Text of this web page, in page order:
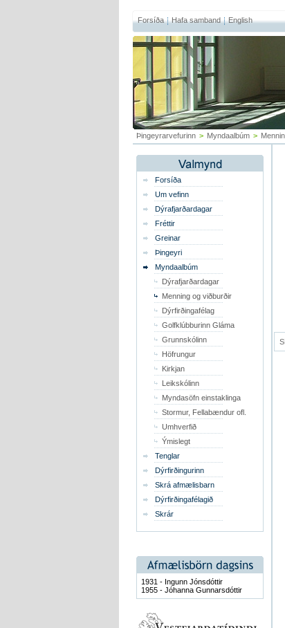
Forsíða Hafa samband English
Þingeyrarvefurinn > Myndaalbúm >
Forsíða
Um vefinn
Dýrafjarðardagar
Fréttir
Greinar
Þingeyri
Myndaalbúm
Dýrafjarðardagar
Menning og viðburðir
Dýrfirðingafélag
Golfklúbburinn Gláma
Grunnskólinn
Höfrungur
Kirkjan
Leikskólinn
Myndasöfn einstaklinga
Stormur, Fellabændur ofl.
Umhverfið
Ýmislegt
Tenglar
Dýrfirðingurinn
Skrá afmælisbarn
Dýrfirðingafélagið
Skrár
1931 - Ingunn Jónsdóttir
1955 - Jóhanna Gunnarsdóttir